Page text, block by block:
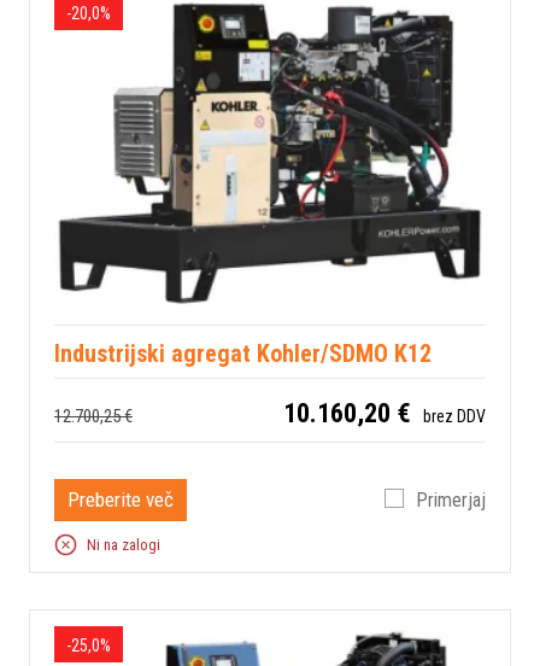
-20,0%
Industrijski agregat Kohler/SDMO K12
12.700,25 € 10.160,20 € brez DDV
Preberite več Primerjaj
Ni na zalogi
-25,0%